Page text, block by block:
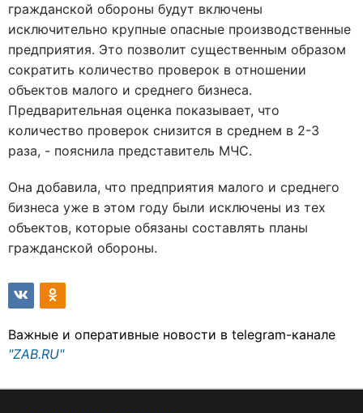
гражданской обороны будут включены
исключительно крупные опасные производственные
предприятия. Это позволит существенным образом
сократить количество проверок в отношении
объектов малого и среднего бизнеса.
Предварительная оценка показывает, что
количество проверок снизится в среднем в 2-3
раза, - пояснила представитель МЧС.
Она добавила, что предприятия малого и среднего
бизнеса уже в этом году были исключены из тех
объектов, которые обязаны составлять планы
гражданской обороны.
Важные и оперативные новости в telegram-канале
"ZAB.RU"